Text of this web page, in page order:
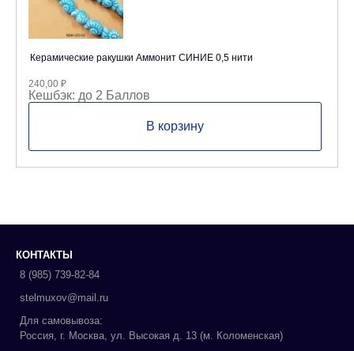
Керамические ракушки Аммонит СИНИЕ 0,5 нити
240,00 ₽
Кешбэк: до 2 Баллов
В корзину
КОНТАКТЫ
8 (985) 739-82-84
stelmuxov@mail.ru
Для самовывоза:
Россия, г. Москва, ул. Высокая д. 13 (м. Коломенская)